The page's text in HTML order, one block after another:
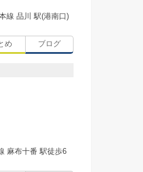
線 品川 駅(港南口)
め ブログ
麻布十番 駅徒歩6